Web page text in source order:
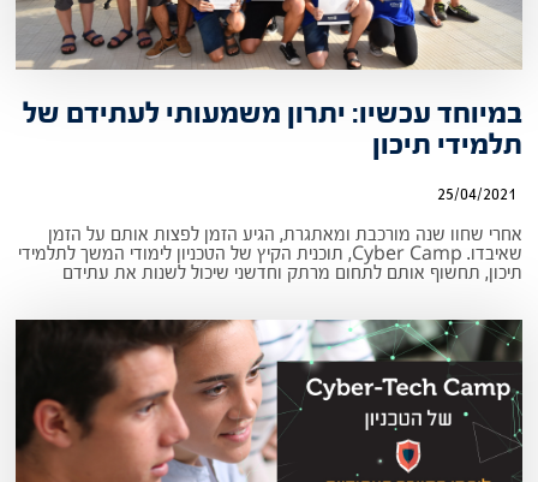
במיוחד עכשיו: יתרון משמעותי לעתידם של
תלמידי תיכון
25/04/2021
אחרי שחוו שנה מורכבת ומאתגרת, הגיע הזמן לפצות אותם על הזמן
שאיבדו. Cyber Camp, תוכנית הקיץ של הטכניון לימודי המשך לתלמידי
תיכון, תחשוף אותם לתחום מרתק וחדשני שיכול לשנות את עתידם